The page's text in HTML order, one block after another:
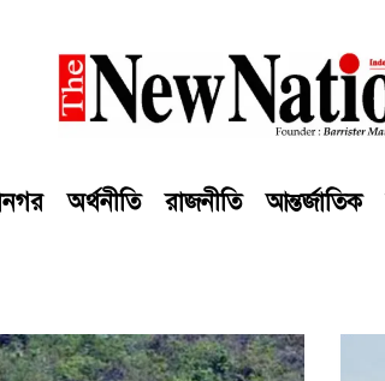
অর্থনীতি রাজনীতি আন্তর্জাতিক